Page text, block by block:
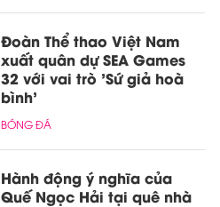
Đoàn Thể thao Việt Nam
xuất quân dự SEA Games
32 với vai trò 'Sứ giả hoà
bình'
BÓNG ĐÁ
Hành động ý nghĩa của
Quế Ngọc Hải tại quê nhà